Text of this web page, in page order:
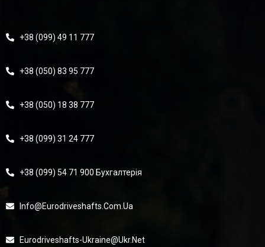
+38 (099) 49 11 777
+38 (050) 83 95 777
+38 (050) 18 38 777
+38 (099) 31 24 777
+38 (099) 54 71 900 Бухгалтерія
Info@eurodriveshafts.com.ua
Eurodriveshafts-Ukraine@ukr.net